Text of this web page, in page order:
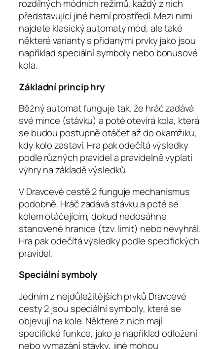
rozdílných módních režimů, každý z nich
představující jiné herní prostředí. Mezi nimi
najdete klasický automaty mód, ale také
některé varianty s přidanými prvky jako jsou
například speciální symboly nebo bonusové
kola.
Základní princip hry
Běžný automat funguje tak, že hráč zadává
své mince (stávku) a poté otevírá kola, která
se budou postupně otáčet až do okamžiku,
kdy kolo zastaví. Hra pak odečítá výsledky
podle různých pravidel a pravidelně vyplatí
výhry na základě výsledků.
V Dravcevé cestě 2 funguje mechanismus
podobně. Hráč zadává stávku a poté se
kolem otáčejícím, dokud nedosáhne
stanovené hranice (tzv. limit) nebo nevyhrál.
Hra pak odečítá výsledky podle specifických
pravidel.
Speciální symboly
Jedním z nejdůležitějších prvků Dravcevé
cesty 2 jsou speciální symboly, které se
objevují na kole. Některé z nich mají
specifické funkce, jako je například odložení
nebo vymazání stávky, jiné mohou